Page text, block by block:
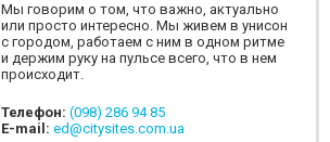
Мы говорим о том, что важно, актуально
или просто интересно. Мы живем в унисон
с городом, работаем с ним в одном ритме
и держим руку на пульсе всего, что в нем
происходит.
Телефон: (098) 286 94 85
E-mail: ed@citysites.com.ua